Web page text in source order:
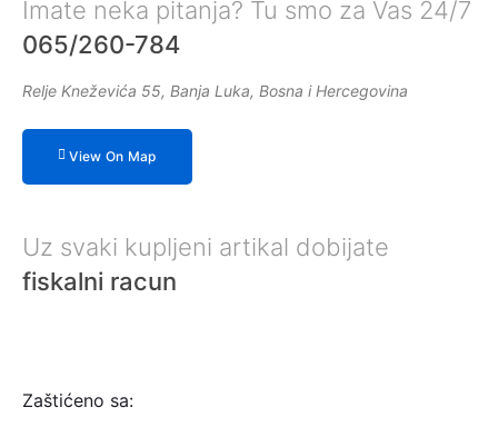
Imate neka pitanja? Tu smo za Vas 24/7
065/260-784
Relje Kneževića 55, Banja Luka, Bosna i Hercegovina
View On Map
Uz svaki kupljeni artikal dobijate
fiskalni racun
Zaštićeno sa: